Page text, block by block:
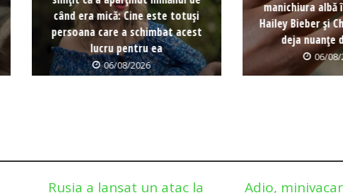
când era mică: Cine este totuși
persoana care a schimbat acest
lucru pentru ea
06/08/2026
manichiura albă
Hailey Bieber și
deja nuanțe
06/08/
Rusia a lansat un atac la
Adio,